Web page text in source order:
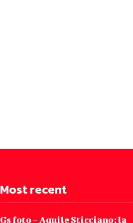
Most recent
Gs foto – Aquile Sticciano: la